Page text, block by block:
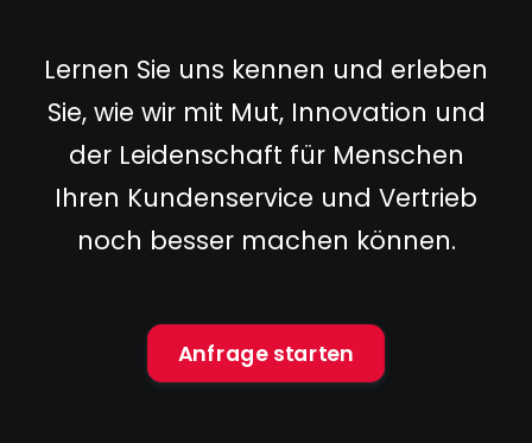
Lernen Sie uns kennen und erleben
Sie, wie wir mit Mut, Innovation und
der Leidenschaft für Menschen
Ihren Kundenservice und Vertrieb
noch besser machen können.
Anfrage starten